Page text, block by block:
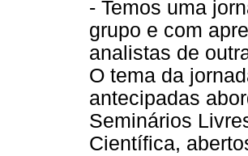
- Temos uma
grupo e com
analistas de
O tema da
antecipadas
Seminários
Científica,